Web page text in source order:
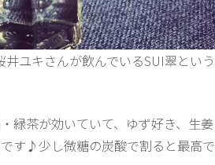
ユキさんが飲んでいるSUI翠という
緑茶が効いていて、ゆず好き、生姜
す♪少し微糖の炭酸で割ると最高で